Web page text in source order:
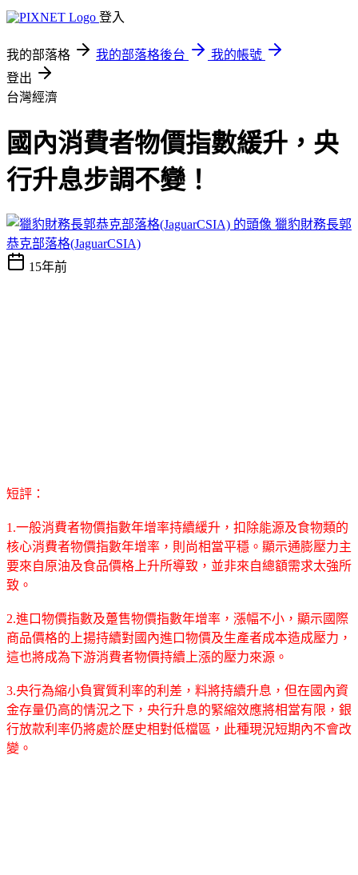
登入
我的部落格 我的部落格後台
我的帳號
登出
台灣經濟
國內消費者物價指數緩升，央
行升息步調不變！
獵豹財務長郭
恭克部落格(JaguarCSIA)
15年前
短評：
1.一般消費者物價指數年增率持續緩升，扣除能源及食物類的
核心消費者物價指數年增率，則尚相當平穩。顯示通膨壓力主
要來自原油及食品價格上升所導致，並非來自總額需求太強所
致。
2.進口物價指數及躉售物價指數年增率，漲幅不小，顯示國際
商品價格的上揚持續對國內進口物價及生產者成本造成壓力，
這也將成為下游消費者物價持續上漲的壓力來源。
3.央行為縮小負實質利率的利差，料將持續升息，但在國內資
金存量仍高的情況之下，央行升息的緊縮效應將相當有限，銀
行放款利率仍將處於歷史相對低檔區，此種現況短期內不會改
變。